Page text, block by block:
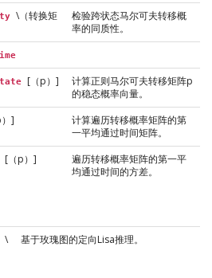
\（转换矩
检验跨状态马尔可夫转移概
率的同质性。
[（p）]
计算正则马尔可夫转移矩阵p
的稳态概率向量。
]
计算遍历转移概率矩阵的第
一平均通过时间矩阵。
[（p）]
遍历转移概率矩阵的第一平
均通过时间的方差。
\
基于玫瑰图的定向Lisa推理。